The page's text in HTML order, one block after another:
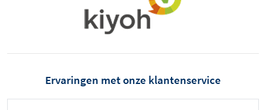
Ervaringen met onze klantenservice